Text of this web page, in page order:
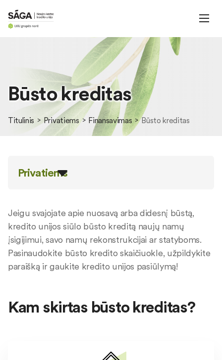
Būsto kreditas
Titulinis Privatiems Finansavimas Būsto kreditas
Privatiems
Jeigu svajojate apie nuosavą arba didesnį būstą,
kredito unijos siūlo būsto kreditą naujų namų
įsigijimui, savo namų rekonstrukcijai ar statyboms.
Pasinaudokite būsto kredito skaičiuokle, užpildykite
paraišką ir gaukite kredito unijos pasiūlymą!
Kam skirtas būsto kreditas?